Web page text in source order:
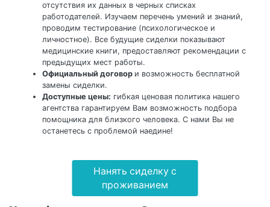
отсутствия их данных в черных списках
работодателей. Изучаем перечень умений и знаний,
проводим тестирование (психологическое и
личностное). Все будущие сиделки показывают
медицинские книги, предоставляют рекомендации с
предыдущих мест работы.
Официальный договор и возможность бесплатной
замены сиделки.
Доступные цены: гибкая ценовая политика нашего
агентства гарантируем Вам возможность подбора
помощника для близкого человека. С нами Вы не
останетесь с проблемой наедине!
Нанять сиделку с
проживанием